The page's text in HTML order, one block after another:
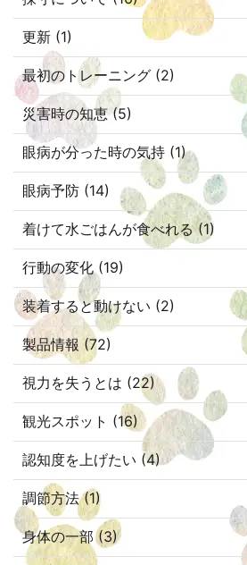
更新 (1)
最初のトレーニング (2)
災害時の知恵 (5)
眼病が分った時の気持 (1)
眼病予防 (14)
着けて水ごはんが食べれる (1)
行動の変化 (19)
装着すると動けない (2)
製品情報 (72)
視力を失うとは (22)
観光スポット (16)
認知度を上げたい (4)
調節方法 (1)
身体の一部 (3)